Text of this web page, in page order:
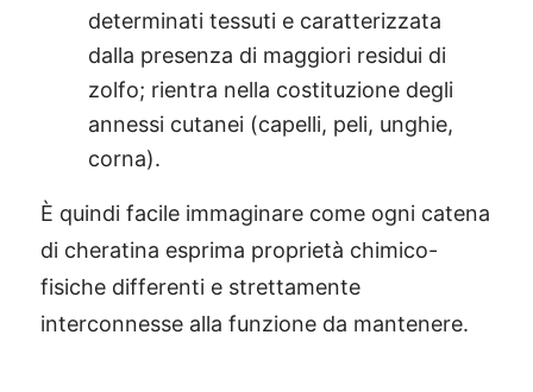
determinati tessuti e caratterizzata
dalla presenza di maggiori residui di
zolfo; rientra nella costituzione degli
annessi cutanei (capelli, peli, unghie,
corna).
È quindi facile immaginare come ogni catena
di cheratina esprima proprietà chimico-
fisiche differenti e strettamente
interconnesse alla funzione da mantenere.